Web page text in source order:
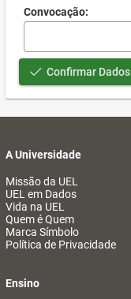
Convocação:
Confirmar Dados
A Universidade
Missão da UEL
UEL em Dados
Vida na UEL
Quem é Quem
Marca Símbolo
Política de Privacidade
Ensino